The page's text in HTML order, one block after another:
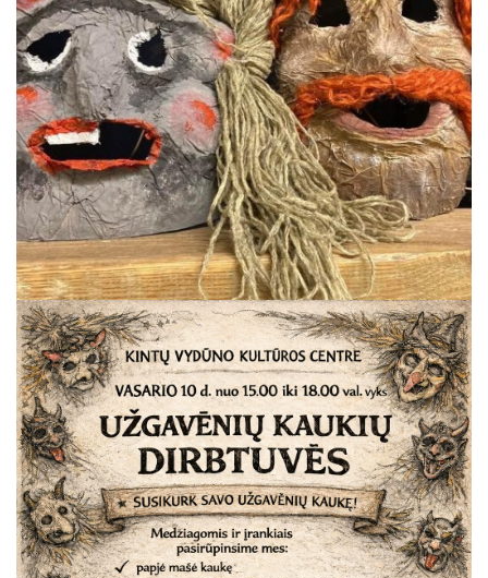
ŠILUTĖS ŽRVVG ,,ŽUVĖJŲ KRAŠTAS" PROJEKTAS 2025/
KULTŪROS MINISTERIJOS PROJEKTAS ''KODAS:
KPD PROJEKTAS ,,MAŽOSIOS LIETUVOS MOKYKLA-
KPD PROJEKTAS ,,MAŽOSIOS LIETUVOS MOKYKLA-
KPD PROJEKTAS ,,MAŽOSIOS LIETUVOS MOKYKLA-
KPD PROJEKTAS ,,MAŽOSIOS LIETUVOS MOKYKLA-
KPD PROJEKTAS ,,MAŽOSIOS LIETUVOS MOKYKLA-
KPD PROJEKTAS ,,MAŽOSIOS LIETUVOS MOKYKLA-
PROJEKTAS ,,KULTŪROS SKŪNĖ". Pavasario keramikos
PROJEKTAS ,,KULTŪROS SKŪNĖ". Keramikos dirbtuvėse-
PROJEKTAS ,,KULTŪROS SKŪNĖ". Apie projektą spaudoje
PROJEKTAS ,,KULTŪROS SKŪNĖ". Keramikos dirbtuvių